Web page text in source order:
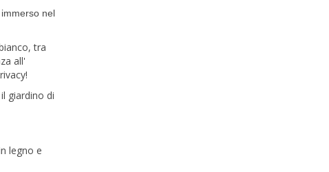
nel
tra
all'
giardino di
legno e